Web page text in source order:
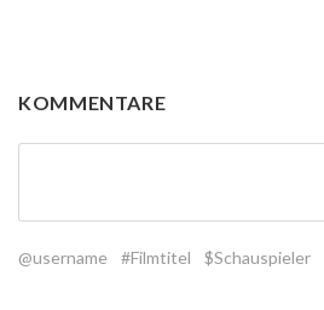
KOMMENTARE
@username #Filmtitel $Schauspieler